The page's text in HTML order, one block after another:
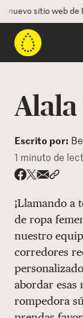
sitio web de
Recursos
Programas
Quienes somos
Alala
Escrito por:
1 minuto de
¡Llamando a
de ropa
nuestro
corredores
abordar esas
rompedora